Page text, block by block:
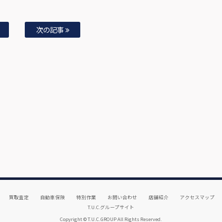
次の記事
買取査定 自動車保険 特別作業 お問い合わせ 店舗紹介 アクセスマップ
T.U.C.グループサイト
Copyright © T.U.C.GROUP All Rights Reserved.